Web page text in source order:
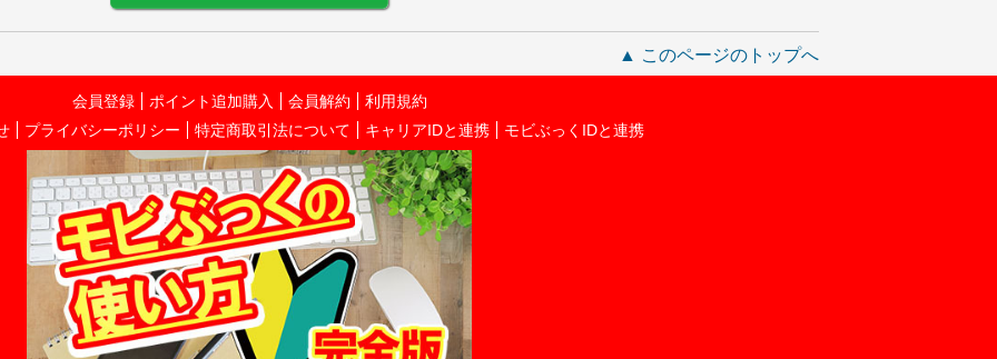
▲ このページのトップへ
会員登録 ポイント追加購入 会員解約
利用規約
プライバシーポリシー 特定商取引法について キャリアIDと連携 モビぶっくIDと連携